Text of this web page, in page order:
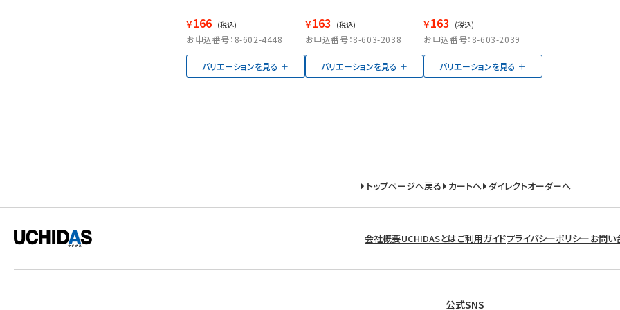
￥166 (税込)
お申込番号：8-602-4448
バリエーションを見る
￥163 (税込)
お申込番号：8-603-2038
バリエーションを見る
￥163 (税込)
お申込番号：8-603-2039
バリエーションを見る
トップページへ戻る カートへ ダイレクトオーダーへ
会社概要UCHIDASとはご利用ガイドプライバシーポリシーお問い
公式SNS